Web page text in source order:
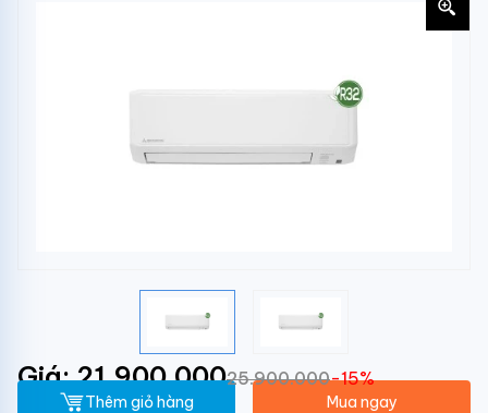
Giá: 21.900.00025.900.000-15%
Thêm giỏ hàng Mua ngay